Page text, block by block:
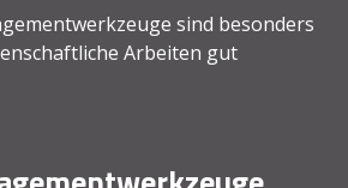
sind besonders
Arbeiten gut